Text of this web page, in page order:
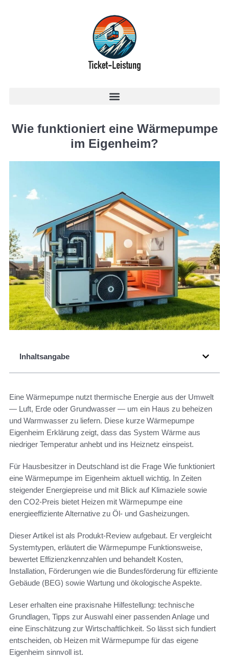
Wie funktioniert eine Wärmepumpe
im Eigenheim?
Inhaltsangabe
Eine Wärmepumpe nutzt thermische Energie aus der Umwelt
— Luft, Erde oder Grundwasser — um ein Haus zu beheizen
und Warmwasser zu liefern. Diese kurze Wärmepumpe
Eigenheim Erklärung zeigt, dass das System Wärme aus
niedriger Temperatur anhebt und ins Heiznetz einspeist.
Für Hausbesitzer in Deutschland ist die Frage Wie funktioniert
eine Wärmepumpe im Eigenheim aktuell wichtig. In Zeiten
steigender Energiepreise und mit Blick auf Klimaziele sowie
den CO2-Preis bietet Heizen mit Wärmepumpe eine
energieeffiziente Alternative zu Öl- und Gasheizungen.
Dieser Artikel ist als Produkt-Review aufgebaut. Er vergleicht
Systemtypen, erläutert die Wärmepumpe Funktionsweise,
bewertet Effizienzkennzahlen und behandelt Kosten,
Installation, Förderungen wie die Bundesförderung für effiziente
Gebäude (BEG) sowie Wartung und ökologische Aspekte.
Leser erhalten eine praxisnahe Hilfestellung: technische
Grundlagen, Tipps zur Auswahl einer passenden Anlage und
eine Einschätzung zur Wirtschaftlichkeit. So lässt sich fundiert
entscheiden, ob Heizen mit Wärmepumpe für das eigene
Eigenheim sinnvoll ist.